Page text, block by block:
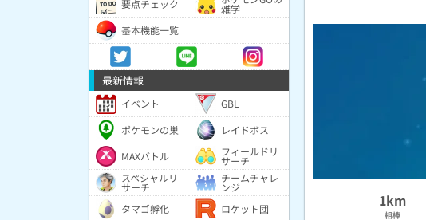
1km
相棒
要点チェック
雑学
基本機能一覧
最新情報
イベント
GBL
ポケモンの巣
レイドボス
MAXバトル
フィールドリ
サーチ
スペシャルリ
サーチ
チームチャレ
ンジ
タマゴ孵化
ロケット団